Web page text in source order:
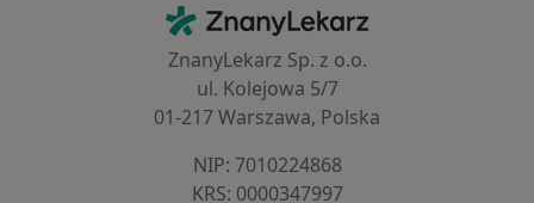
ZnanyLekarz - Strona główna
ZnanyLekarz Sp. z o.o.
ul. Kolejowa 5/7
01-217 Warszawa, Polska
NIP: ⁠7010224868
KRS: ⁠0000347997